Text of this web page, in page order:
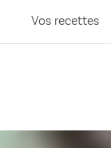
Vos recettes